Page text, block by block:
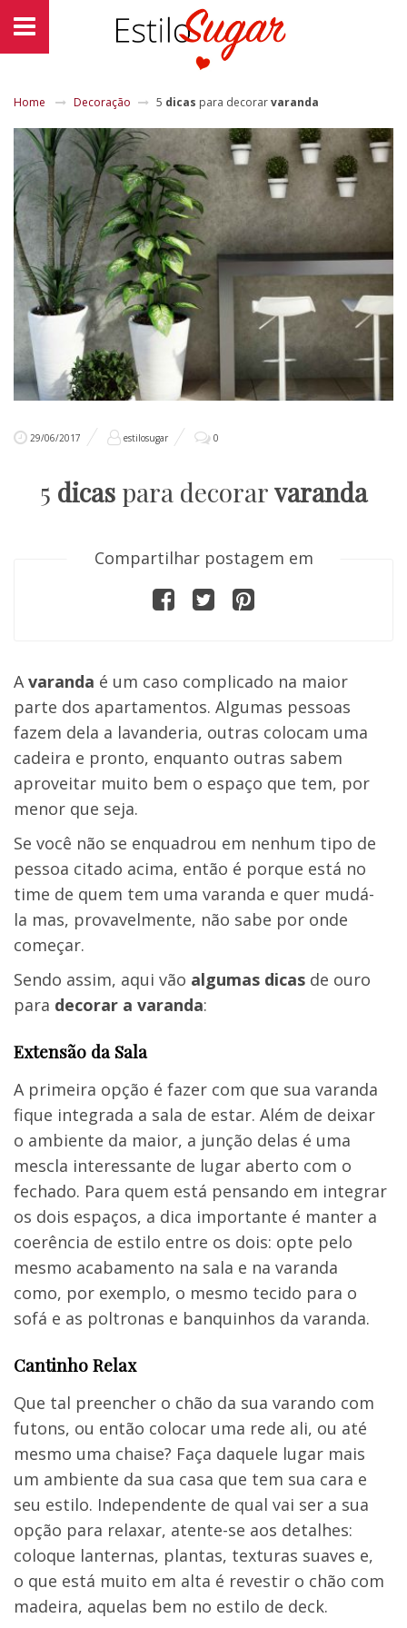
Home Decoração 5 dicas para decorarvaranda
29/06/2017 estilosugar 0
5 dicas para decorarvaranda
Compartilhar postagem em
Avaranda é um caso complicado na maior
parte dos apartamentos. Algumas pessoas
fazem dela a lavanderia, outras colocam uma
cadeira e pronto, enquanto outras sabem
aproveitar muito bem o espaço que tem, por
menor que seja.
Se você não se enquadrou em nenhum tipo de
pessoa citado acima, então é porque está no
time de quem tem uma varanda e quer mudá-
la mas, provavelmente, não sabe por onde
começar.
Sendo assim, aqui vão algumas dicas de ouro
para decorar a varanda:
Extensão da Sala
A primeira opção é fazer com que sua varanda
fique integrada a sala de estar. Além de deixar
o ambiente da maior, a junção delas é uma
mescla interessante de lugar aberto com o
fechado. Para quem está pensando em integrar
os dois espaços, a dica importante é manter a
coerência de estilo entre os dois: opte pelo
mesmo acabamento na sala e na varanda
como, por exemplo, o mesmo tecido para o
sofá e as poltronas e banquinhos da varanda.
Cantinho Relax
Que tal preencher o chão da sua varando com
futons, ou então colocar uma rede ali, ou até
mesmo uma chaise? Faça daquele lugar mais
um ambiente da sua casa que tem sua cara e
seu estilo. Independente de qual vai ser a sua
opção para relaxar, atente-se aos detalhes:
coloque lanternas, plantas, texturas suaves e,
o que está muito em alta é revestir o chão com
madeira, aquelas bem no estilo de deck.